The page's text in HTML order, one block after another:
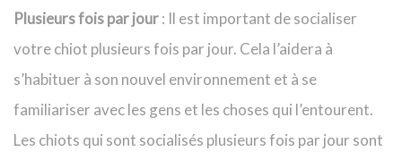
Plusieurs fois par jour: Il est important de socialiser
votre chiot plusieurs fois par jour. Cela l’aidera à
s’habituer à son nouvel environnement et à se
familiariser avec les gens et les choses qui l’entourent.
Les chiots qui sont socialisés plusieurs fois par jour sont